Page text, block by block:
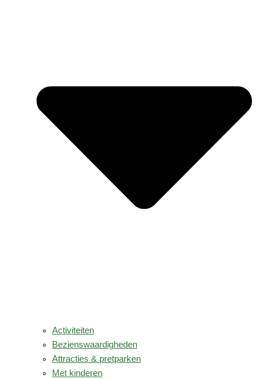
Activiteiten
Bezienswaardigheden
Attracties & pretparken
Met kinderen